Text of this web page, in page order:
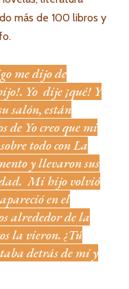
más de 100 libros y
me dijo de
Yo dije ¡qué! Y
salón, están
de Yo creo que mi
todo con La
y llevaron sus
Mi hijo volvió
en el
alrededor de la
la vieron. ¿Tú
detrás de mí y